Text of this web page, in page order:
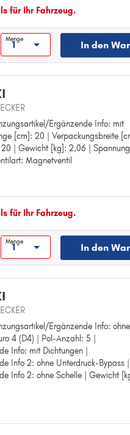
für Ihr Fahrzeug.
Menge
In den
Ergänzende Info: mit
[cm]: 20 | Verpackungsbreite
| Gewicht [kg]: 2,06 |
Magnetventil
Info: mit Dichtungen
für Ihr Fahrzeug.
Menge
In den
Ergänzende Info: ohne
4 (D4) | Pol-Anzahl: 5 |
Info: mit Dichtungen |
Info 2: ohne Unterdruck-Bypass |
Info 2: ohne Schelle | Gewicht
Info: ohne AGR-Kühler
Info: mit Dichtungen
Info 2: ohne Unterdruck-Bypass